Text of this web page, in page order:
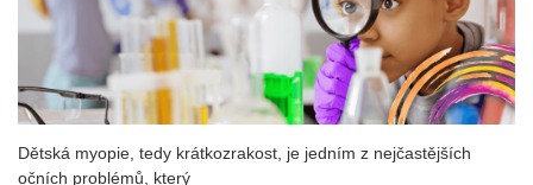
Dětská myopie, tedy krátkozrakost, je jedním z nejčastějších
očních problémů, který